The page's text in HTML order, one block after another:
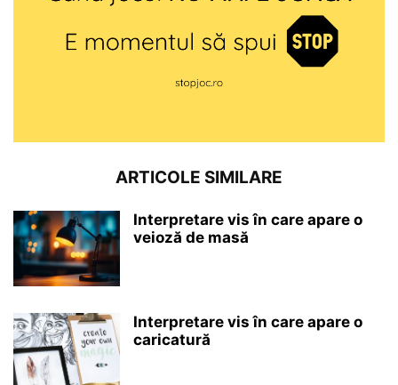
ARTICOLE SIMILARE
Interpretare vis în care apare o
veioză de masă
Interpretare vis în care apare o
caricatură